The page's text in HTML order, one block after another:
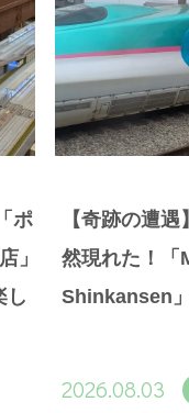
ポ
」
し
【奇跡の遭
然現れた！
Shinkansen
2026.08.03